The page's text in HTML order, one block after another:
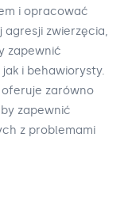
i opracować
agresji zwierzęcia,
zapewnić
i behawiorysty.
oferuje zarówno
zapewnić
z problemami